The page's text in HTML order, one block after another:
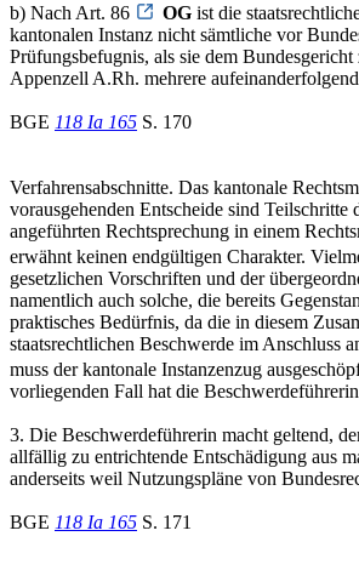
b) Nach Art. 86
OG ist die
kantonalen Instanz nicht sämtliche vor
Prüfungsbefugnis, als sie dem
Appenzell A.Rh. mehrere
BGE 118 Ia 165 S. 170
Verfahrensabschnitte. Das kantonale
vorausgehenden Entscheide sind
angeführten Rechtsprechung in einem
erwähnt keinen endgültigen Charakter.
gesetzlichen Vorschriften und der
namentlich auch solche, die bereits
praktisches Bedürfnis, da die in diesem
staatsrechtlichen Beschwerde im Anschluss
muss der kantonale Instanzenzug
vorliegenden Fall hat die
3. Die Beschwerdeführerin macht geltend,
allfällig zu entrichtende Entschädigung aus
anderseits weil Nutzungspläne von
BGE 118 Ia 165 S. 171